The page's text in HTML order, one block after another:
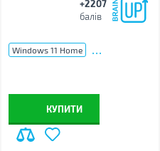
+2207
балів
Windows 11 Home ...
КУПИТИ